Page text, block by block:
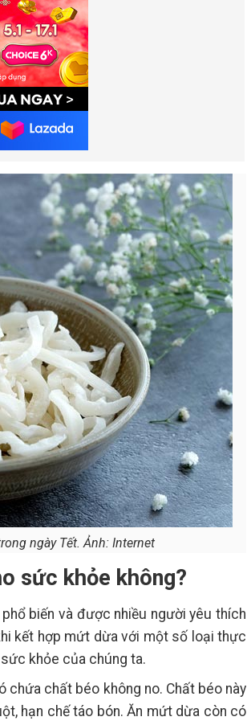
ngày Tết. Ảnh: Internet
sức khỏe không?
biến và được nhiều người yêu thích
kết hợp mứt dừa với một số loại thực
khỏe của chúng ta.
chứa chất béo không no. Chất béo này
hạn chế táo bón. Ăn mứt dừa còn có